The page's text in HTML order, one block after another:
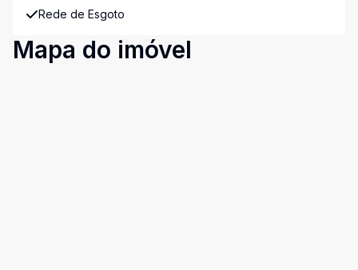
Rede de Esgoto
Mapa do imóvel